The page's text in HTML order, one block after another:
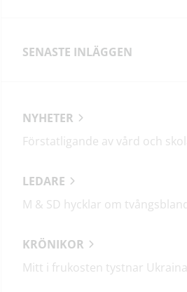
SENASTE INLÄGGEN
NYHETER
LEDARE
KRÖNIKOR
Mitt i frukosten tystnar Ukraina